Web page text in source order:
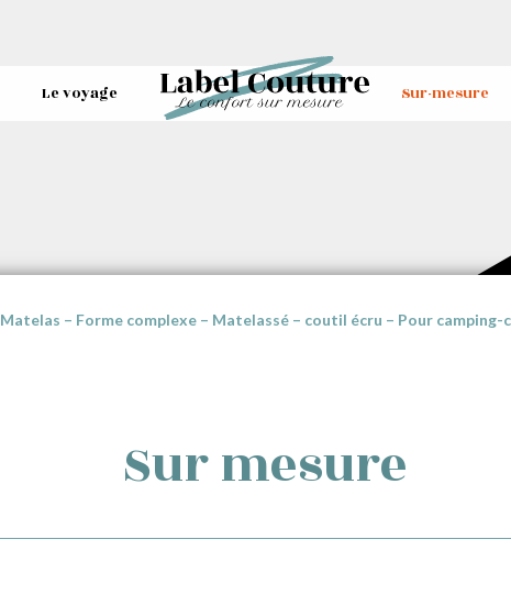
Le voyage Sur-mesure
Matelas – Forme complexe – Matelassé – coutil écru – Pour camping-
Sur mesure